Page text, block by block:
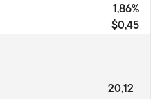
1,86%
$0,45
20,12